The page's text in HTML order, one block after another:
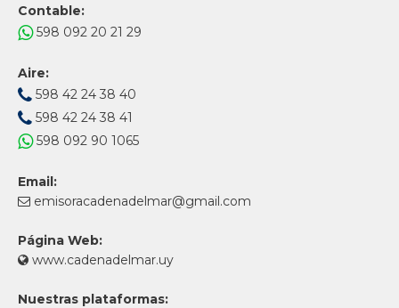
Contable:
598 092 20 21 29
Aire:
598 42 24 38 40
598 42 24 38 41
598 092 90 1065
Email:
emisoracadenadelmar@gmail.com
Página Web:
www.cadenadelmar.uy
Nuestras plataformas: